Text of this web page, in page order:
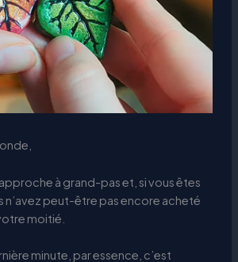
à grand-pas et, si vous êtes
n’avez peut-être pas encore acheté
moitié.
minute, par essence, c’est